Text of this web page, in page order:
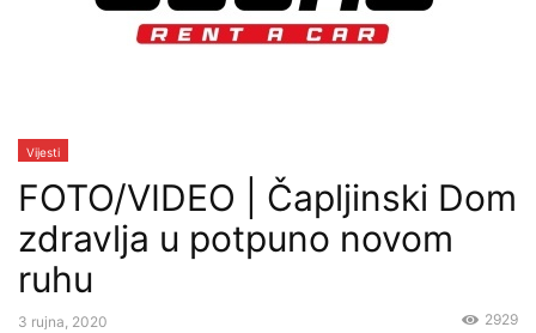
Vijesti
FOTO/VIDEO | Čapljinski Dom
zdravlja u potpuno novom
ruhu
3 rujna, 2020 2929